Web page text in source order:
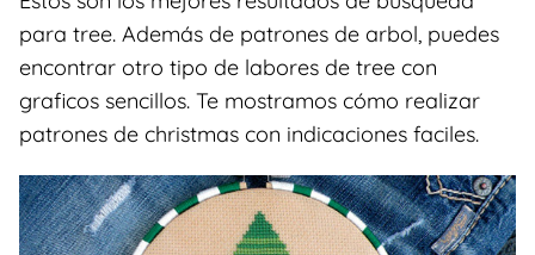
para tree. Además de patrones de arbol, puedes
encontrar otro tipo de labores de tree con
graficos sencillos. Te mostramos cómo realizar
patrones de christmas con indicaciones faciles.